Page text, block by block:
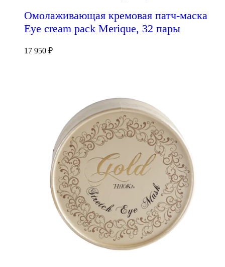
Омолаживающая кремовая патч-маска
Eye cream pack Merique, 32 пары
17 950 ₽